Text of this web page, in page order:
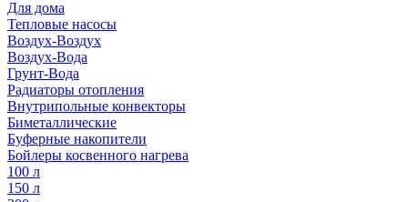
Для дома
Тепловые насосы
Воздух-Воздух
Воздух-Вода
Грунт-Вода
Радиаторы отопления
Внутрипольные конвекторы
Биметаллические
Буферные накопители
Бойлеры косвенного нагрева
100 л
150 л